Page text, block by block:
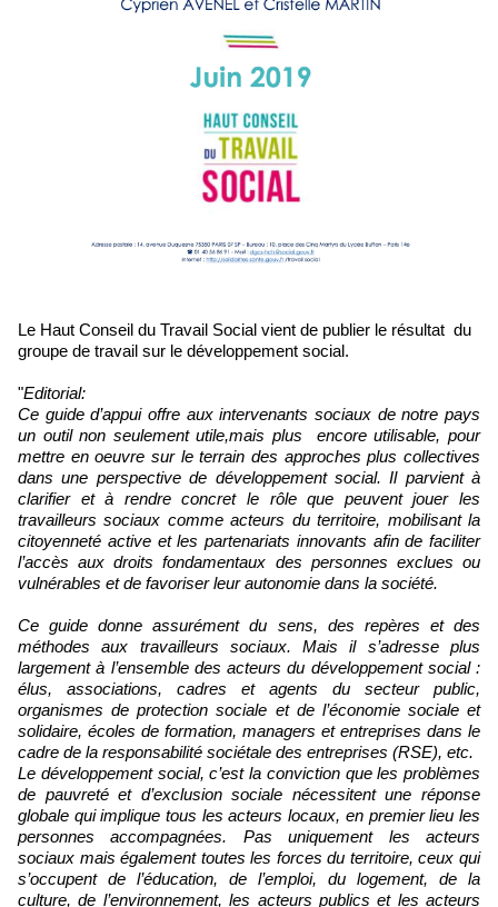
Le Haut Conseil du Travail Social vient de publier le résultat du
groupe de travail sur le développement social.
"Editorial:
Ce guide d’appui offre aux intervenants sociaux de notre pays
un outil non seulement utile,mais plus encore utilisable, pour
mettre en oeuvre sur le terrain des approches plus collectives
dans une perspective de développement social. Il parvient à
clarifier et à rendre concret le rôle que peuvent jouer les
travailleurs sociaux comme acteurs du territoire, mobilisant la
citoyenneté active et les partenariats innovants afin de faciliter
l’accès aux droits fondamentaux des personnes exclues ou
vulnérables et de favoriser leur autonomie dans la société.
Ce guide donne assurément du sens, des repères et des
méthodes aux travailleurs sociaux. Mais il s’adresse plus
largement à l’ensemble des acteurs du développement social :
élus, associations, cadres et agents du secteur public,
organismes de protection sociale et de l’économie sociale et
solidaire, écoles de formation, managers et entreprises dans le
cadre de la responsabilité sociétale des entreprises (RSE), etc.
Le développement social, c’est la conviction que les problèmes
de pauvreté et d’exclusion sociale nécessitent une réponse
globale qui implique tous les acteurs locaux, en premier lieu les
personnes accompagnées. Pas uniquement les acteurs
sociaux mais également toutes les forces du territoire, ceux qui
s’occupent de l’éducation, de l’emploi, du logement, de la
culture, de l’environnement, les acteurs publics et les acteurs